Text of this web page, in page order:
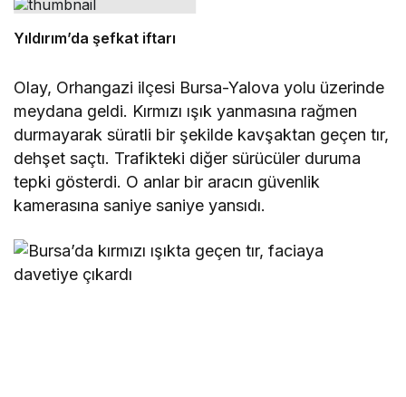
Yıldırım’da şefkat iftarı
Olay, Orhangazi ilçesi Bursa-Yalova yolu üzerinde
meydana geldi. Kırmızı ışık yanmasına rağmen
durmayarak süratli bir şekilde kavşaktan geçen tır,
dehşet saçtı. Trafikteki diğer sürücüler duruma
tepki gösterdi. O anlar bir aracın güvenlik
kamerasına saniye saniye yansıdı.